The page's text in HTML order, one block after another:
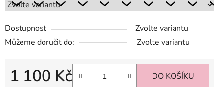
Dostupnost
Zvolte variantu
Můžeme doručit do:
Zvolte variantu
1 100 Kč DO KOŠÍKU